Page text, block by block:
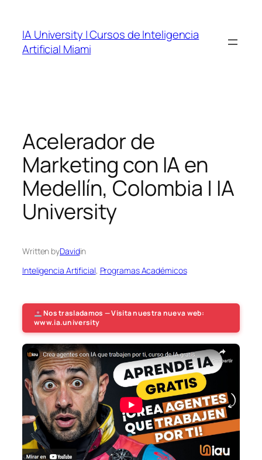
content
IA University | Cursos de Inteligencia
Artificial Miami
Acelerador de
Marketing con IA en
Medellín, Colombia | IA
University
Written byDavidin
Inteligencia Artificial, Programas Académicos
Nos trasladamos — Visita nuestra nueva web:
www.ia.university